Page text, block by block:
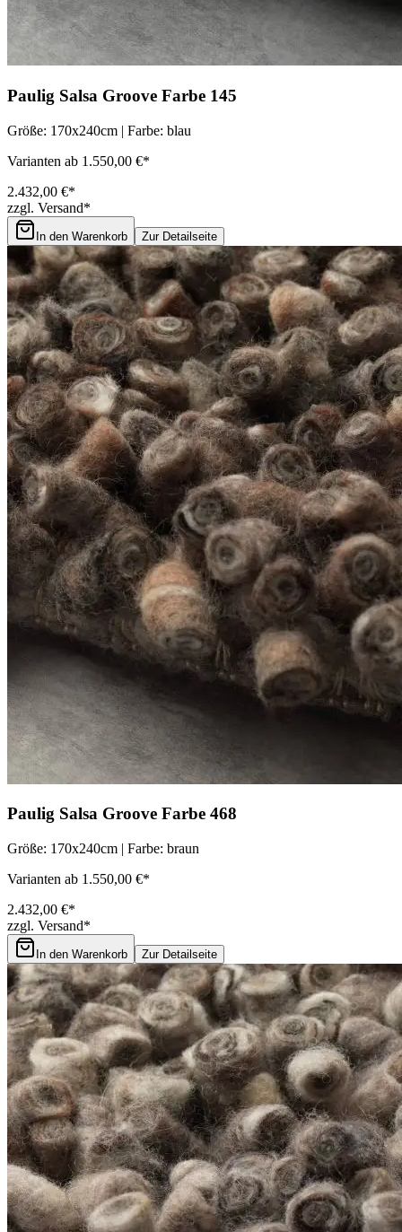
Paulig Salsa Groove Farbe 145
Größe: 170x240cm | Farbe: blau
Varianten ab 1.550,00 €*
2.432,00 €*
zzgl. Versand*
In den Warenkorb Zur Detailseite
Paulig Salsa Groove Farbe 468
Größe: 170x240cm | Farbe: braun
Varianten ab 1.550,00 €*
2.432,00 €*
zzgl. Versand*
In den Warenkorb Zur Detailseite